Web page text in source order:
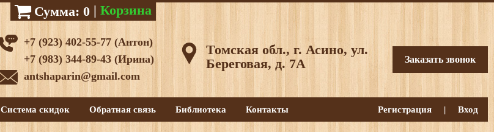
Сумма: 0 | Корзина
Система скидок Обратная связь Библиотека Контакты Регистрация | Вход
+7 (923) 402-55-77 (Антон)
+7 (983) 344-89-43 (Ирина)
antshaparin@gmail.com
Томская обл., г. Асино, ул.
Береговая, д. 7А
Заказать звонок